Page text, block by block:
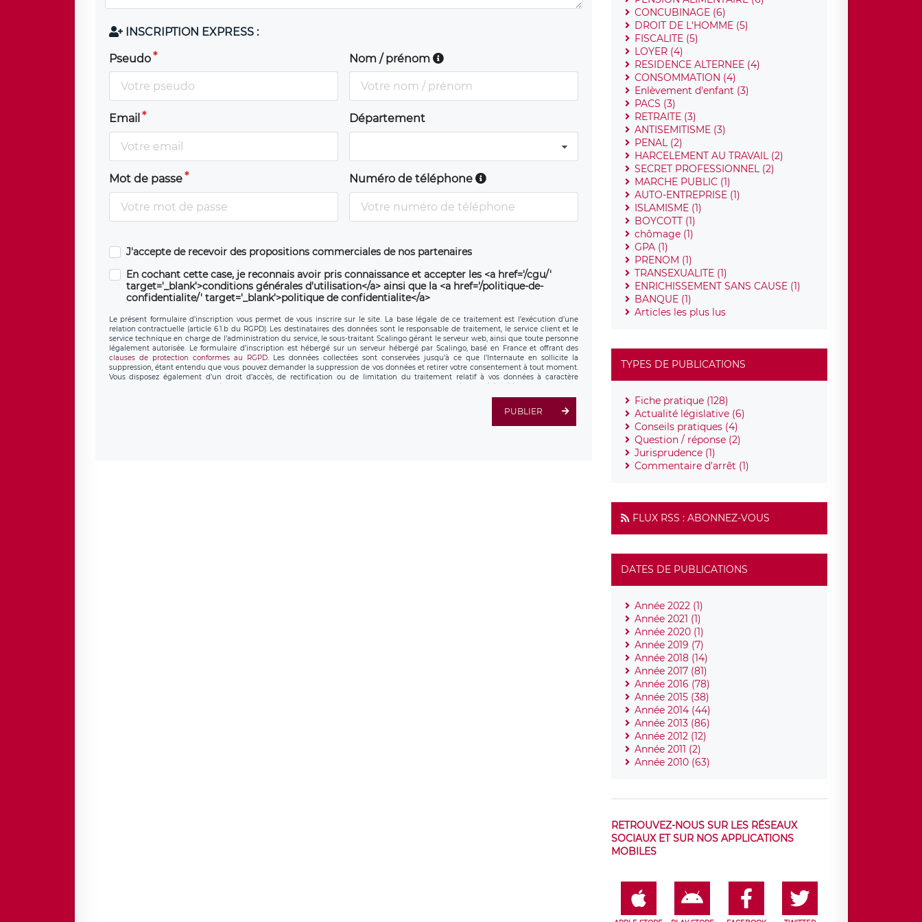
INSCRIPTION EXPRESS :
Pseudo Nom / prénom
Email Département
Mot de passe Numéro de téléphone
J'accepte de recevoir des propositions commerciales de nos partenaires
En cochant cette case, je reconnais avoir pris connaissance et accepter les <a href='/cgu/'
target='_blank'>conditions générales d'utilisation</a> ainsi que la <a href='/politique-de-
confidentialite/' target='_blank'>politique de confidentialite</a>
Le présent formulaire d’inscription vous permet de vous inscrire sur le site. La base légale de ce traitement est l’exécution d’une
relation contractuelle (article 6.1.b du RGPD). Les destinataires des données sont le responsable de traitement, le service client et le
service technique en charge de l’administration du service, le sous-traitant Scalingo gérant le serveur web, ainsi que toute personne
légalement autorisée. Le formulaire d’inscription est hébergé sur un serveur hébergé par Scalingo, basé en France et offrant des
clauses de protection conformes au RGPD. Les données collectées sont conservées jusqu’à ce que l’Internaute en sollicite la
suppression, étant entendu que vous pouvez demander la suppression de vos données et retirer votre consentement à tout moment.
Vous disposez également d’un droit d’accès, de rectification ou de limitation du traitement relatif à vos données à caractère
personnel, ainsi que d’un droit à la portabilité de vos données. Vous pouvez exercer ces droits auprès du délégué à la protection des
données de LÉGAVOX qui exerce au siège social de LÉGAVOX et est joignable à l’adresse mail suivante :
donneespersonnelles@legavox.fr. Le responsable de traitement est la société LÉGAVOX, sis 9 rue Léopold Sédar Senghor, joignable à
l’adresse mail : responsabledetraitement@legavox.fr. Vous avez également le droit d’introduire une réclamation auprès d’une autorité
PUBLIER
CONCUBINAGE (6)
DROIT DE L'HOMME (5)
FISCALITE (5)
LOYER (4)
RESIDENCE ALTERNEE (4)
CONSOMMATION (4)
Enlèvement d'enfant (3)
PACS (3)
RETRAITE (3)
ANTISEMITISME (3)
PENAL (2)
HARCELEMENT AU TRAVAIL (2)
SECRET PROFESSIONNEL (2)
MARCHE PUBLIC (1)
AUTO-ENTREPRISE (1)
ISLAMISME (1)
BOYCOTT (1)
chômage (1)
GPA (1)
PRENOM (1)
TRANSEXUALITE (1)
ENRICHISSEMENT SANS CAUSE (1)
BANQUE (1)
Articles les plus lus
TYPES DE PUBLICATIONS
Fiche pratique (128)
Actualité législative (6)
Conseils pratiques (4)
Question / réponse (2)
Jurisprudence (1)
Commentaire d'arrêt (1)
FLUX RSS : ABONNEZ-VOUS
DATES DE PUBLICATIONS
Année 2022 (1)
Année 2021 (1)
Année 2020 (1)
Année 2019 (7)
Année 2018 (14)
Année 2017 (81)
Année 2016 (78)
Année 2015 (38)
Année 2014 (44)
Année 2013 (86)
Année 2012 (12)
Année 2011 (2)
Année 2010 (63)
RETROUVEZ-NOUS SUR LES RÉSEAUX
SOCIAUX ET SUR NOS APPLICATIONS
MOBILES